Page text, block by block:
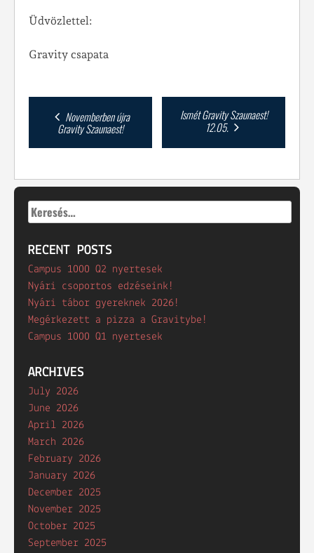
Üdvözlettel:
Gravity csapata
Post
navigation
Novemberben újra
Gravity Szaunaest!
Ismét Gravity Szaunaest!
12.05.
Keresés:
RECENT POSTS
Campus 1000 Q2 nyertesek
Nyári csoportos edzéseink!
Nyári tábor gyereknek 2026!
Megérkezett a pizza a Gravitybe!
Campus 1000 Q1 nyertesek
ARCHIVES
July 2026
June 2026
April 2026
March 2026
February 2026
January 2026
December 2025
November 2025
October 2025
September 2025